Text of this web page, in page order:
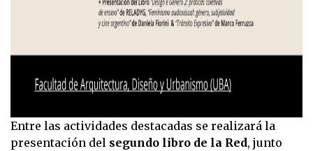
Entre las actividades destacadas se realizará la
presentación del segundo libro de la Red, junto